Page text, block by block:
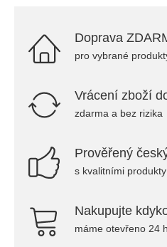
Doprava
pro vybrané
Vrácení zboží
zdarma a bez rizika
Prověřený
s kvalitními produkty
Nakupujte
máme otevřeno 24